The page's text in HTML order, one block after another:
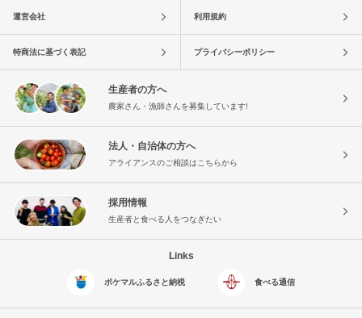
運営会社 利用規約
特商法に基づく表記 プライバシーポリシー
生産者の方へ
農家さん・漁師さんを募集しています!
法人・自治体の方へ
アライアンスのご相談はこちらから
採用情報
生産者と食べる人をつなぎたい
Links
ポケマルふるさと納税 食べる通信